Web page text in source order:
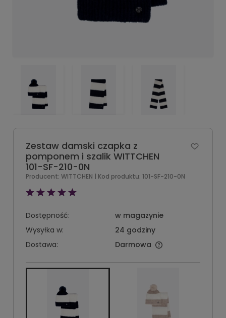
Zestaw damski czapka z
pomponem i szalik WITTCHEN
101-SF-210-0N
Producent: WITTCHEN | Kod produktu: 101-SF-210-0N
Dostępność:
w magazynie
Wysyłka w:
24 godziny
Dostawa:
Darmowa